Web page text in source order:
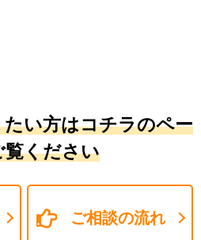
い方はコチラのペー
覧ください
ご相談の流れ